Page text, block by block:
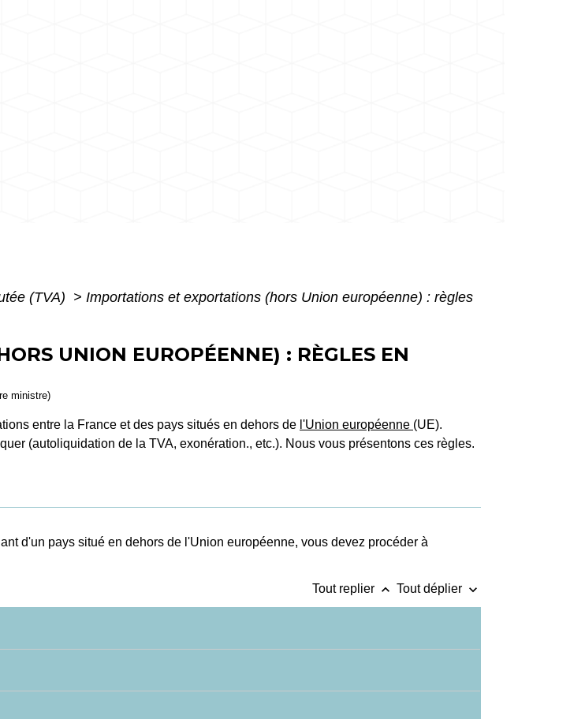
(TVA) > Importations et exportations (hors Union européenne) : règles
UNION EUROPÉENNE) : RÈGLES EN
ministre)
entre la France et des pays situés en dehors de l'Union européenne (UE).
(autoliquidation de la TVA, exonération., etc.). Nous vous présentons ces règles.
d'un pays situé en dehors de l'Union européenne, vous devez procéder à
Tout replier keyboard_arrow_up Tout déplier keyboard_arrow_down